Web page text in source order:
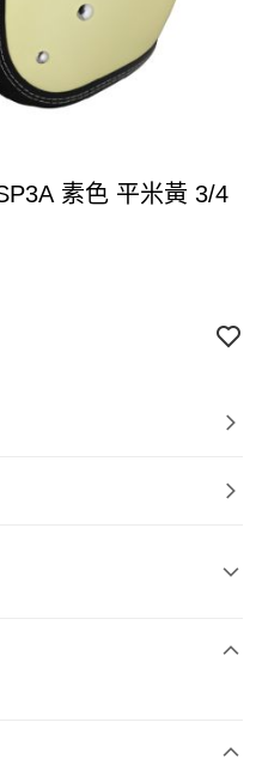
素色 平米黃 3/4